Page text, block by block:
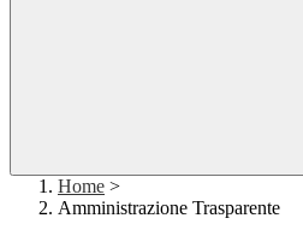
Home >
Amministrazione Trasparente